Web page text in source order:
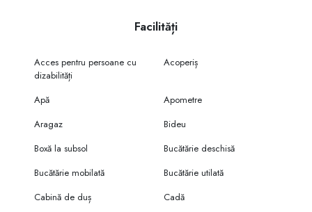
Facilități
Acces pentru persoane cu
dizabilități
Acoperiș
Apă
Apometre
Aragaz
Bideu
Boxă la subsol
Bucătărie deschisă
Bucătărie mobilată
Bucătărie utilată
Cabină de duș
Cadă